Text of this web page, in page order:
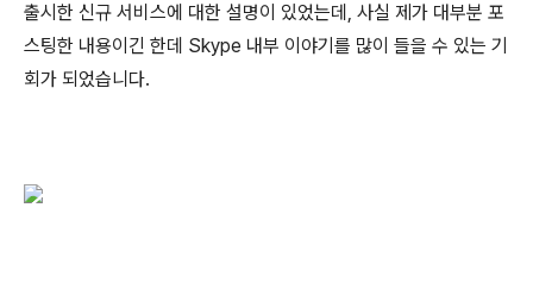
출시한 신규 서비스에 대한 설명이 있었는데, 사실 제가 대부분 포
스팅한 내용이긴 한데 Skype 내부 이야기를 많이 들을 수 있는 기
회가 되었습니다.